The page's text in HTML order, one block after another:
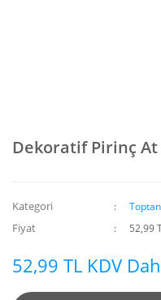
Dekoratif Pirinç At
Kategori
Fiyat 52,99
52,99 TL KDV